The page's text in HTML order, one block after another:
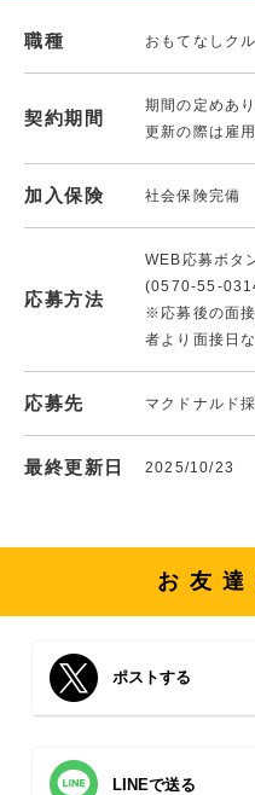
職種 おもてなしク
契約期間
期間の定めあ
更新の際は雇
加入保険 社会保険完備
応募方法
WEB応募ボタ
(0570-55-
※応募後の面
者より面接日
応募先 マクドナルド
最終更新日 2025/10/23
お友
ポストする
LINEで送る